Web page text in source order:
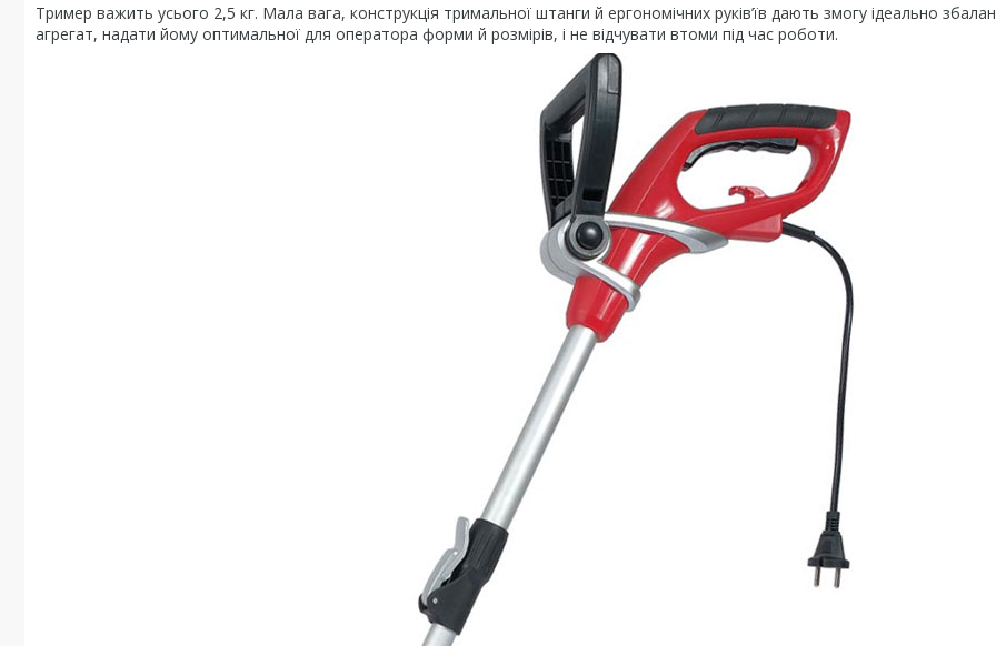
Тример важить усього 2,5 кг. Мала вага, конструкція тримальної штанги й ергономічних руків’їв дають змогу ідеально
агрегат, надати йому оптимальної для оператора форми й розмірів, і не відчувати втоми під час роботи.